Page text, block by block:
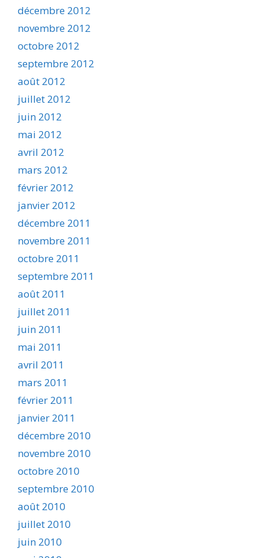
décembre 2012
novembre 2012
octobre 2012
septembre 2012
août 2012
juillet 2012
juin 2012
mai 2012
avril 2012
mars 2012
février 2012
janvier 2012
décembre 2011
novembre 2011
octobre 2011
septembre 2011
août 2011
juillet 2011
juin 2011
mai 2011
avril 2011
mars 2011
février 2011
janvier 2011
décembre 2010
novembre 2010
octobre 2010
septembre 2010
août 2010
juillet 2010
juin 2010